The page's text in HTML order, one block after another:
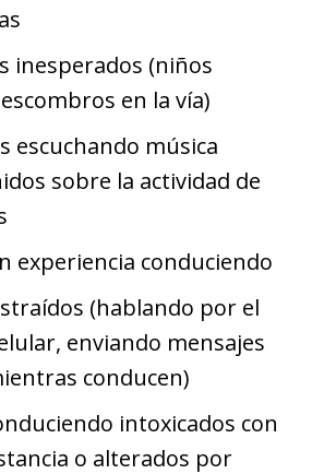
inesperados (niños
en la vía)
escuchando música
sobre la actividad de
experiencia conduciendo
(hablando por el
enviando mensajes
conducen)
intoxicados con
o alterados por